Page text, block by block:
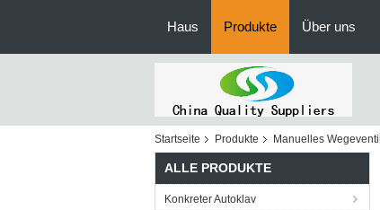
Haus Produkte Über uns
Startseite Produkte Manuelles Wegeventil
ALLE PRODUKTE
Konkreter Autoklav